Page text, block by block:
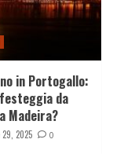
in Portogallo:
da
Madeira?
2025 0